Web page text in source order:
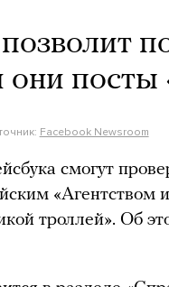
они
Facebook Newsroom
смогут
«Агентством
троллей». Об